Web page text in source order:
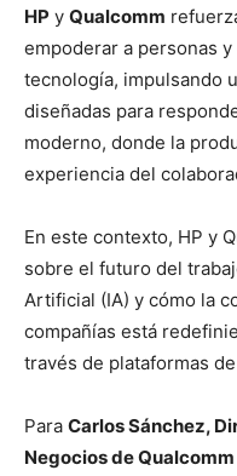
HP y Qualcomm
empoderar a personas
tecnología, impulsando
diseñadas para
moderno, donde la
experiencia del
En este contexto, HP y
sobre el futuro del
Artificial (IA) y cómo la
compañías está
través de plataformas
Para Carlos Sánchez,
Negocios de